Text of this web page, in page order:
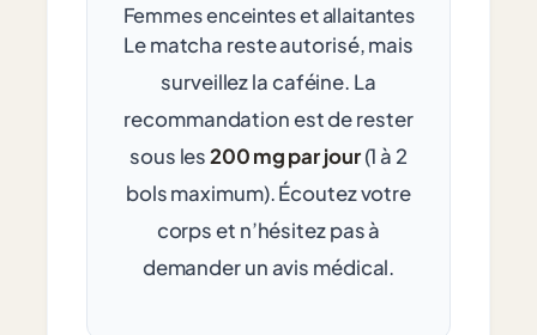
Femmes enceintes et allaitantes
Le matcha reste autorisé, mais
surveillez la caféine. La
recommandation est de rester
sous les200 mg par jour(1 à 2
bols maximum). Écoutez votre
corps et n’hésitez pas à
demander un avis médical.